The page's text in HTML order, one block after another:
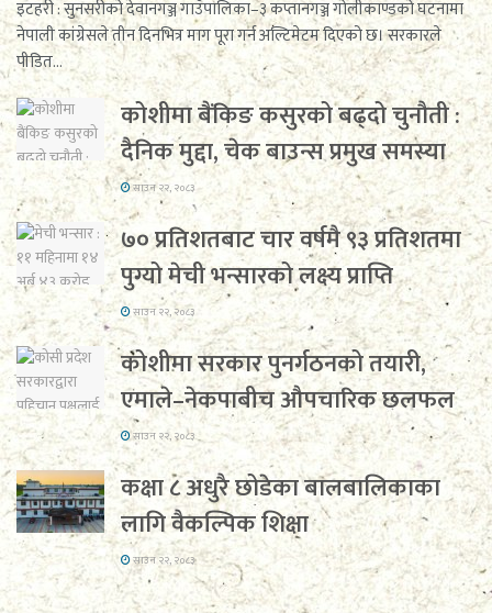
इटहरी : सुनसरीको देवानगञ्ज गाउँपालिका–३ कप्तानगञ्ज गोलीकाण्डको घटनामा
नेपाली कांग्रेसले तीन दिनभित्र माग पूरा गर्न अल्टिमेटम दिएको छ। सरकारले
पीडित...
कोशीमा बैंकिङ कसुरको बढ्दो चुनौती :
दैनिक मुद्दा, चेक बाउन्स प्रमुख समस्या
साउन २२, २०८३
७० प्रतिशतबाट चार वर्षमै ९३ प्रतिशतमा
पुग्यो मेची भन्सारको लक्ष्य प्राप्ति
साउन २२, २०८३
कोशीमा सरकार पुनर्गठनको तयारी,
एमाले–नेकपाबीच औपचारिक छलफल
साउन २२, २०८३
कक्षा ८ अधुरै छोडेका बालबालिकाका
लागि वैकल्पिक शिक्षा
साउन २२, २०८३